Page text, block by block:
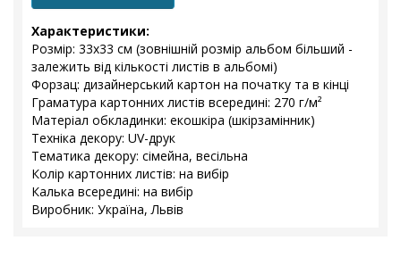
Характеристики:
Розмір: 33х33 см (зовнішній розмір альбом більший -
залежить від кількості листів в альбомі)
Форзац: дизайнерський картон на початку та в кінці
Граматура картонних листів всередині: 270 г/м²
Матеріал обкладинки: екошкіра (шкірзамінник)
Техніка декору: UV-друк
Тематика декору: сімейна, весільна
Колір картонних листів: на вибір
Калька всередині: на вибір
Виробник: Україна, Львів